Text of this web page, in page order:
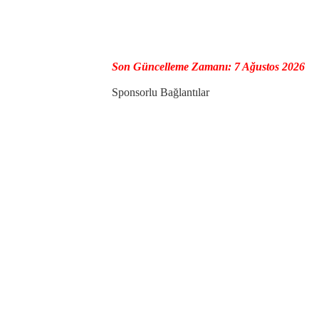
Son Güncelleme Zamanı: 7 Ağustos 2026
Sponsorlu Bağlantılar